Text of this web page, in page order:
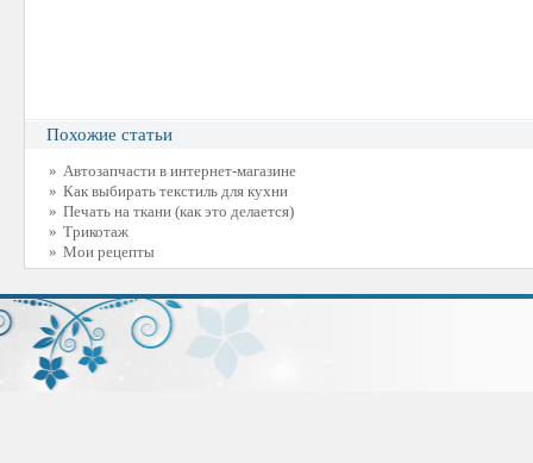
Похожие статьи
» Автозапчасти в интернет-магазине
» Как выбирать текстиль для кухни
» Печать на ткани (как это делается)
» Трикотаж
» Мои рецепты